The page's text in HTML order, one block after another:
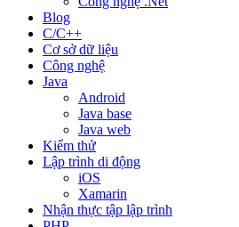
Blog
C/C++
Cơ sở dữ liệu
Công nghệ
Java
Android
Java base
Java web
Kiểm thử
Lập trình di động
iOS
Xamarin
Nhận thực tập lập trình